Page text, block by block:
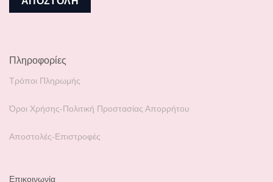
Πληροφορίες
Τρόποι Πληρωμής
Όροι Χρήσης-Πολιτική Προστασίας Απορρήτου
Αποστολές-Επιστροφές
Επικοινωνία